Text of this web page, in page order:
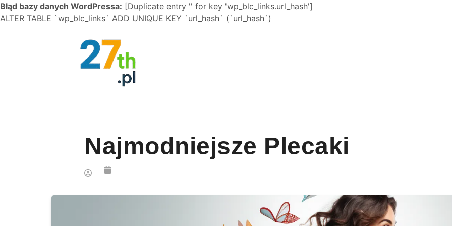
Błąd bazy danych WordPressa: [Duplicate entry '' for key 'wp_blc_links.url_hash']
ALTER TABLE `wp_blc_links` ADD UNIQUE KEY `url_hash` (`url_hash`)
Najmodniejsze Plecaki